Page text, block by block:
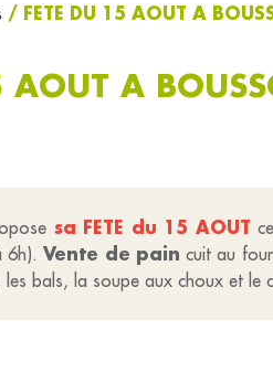
/ FETE DU 15 AOUT A
AOUT A
sa FETE du 15 AOUT
6h).Vente de pain cuit au
bals, la soupe aux choux et le